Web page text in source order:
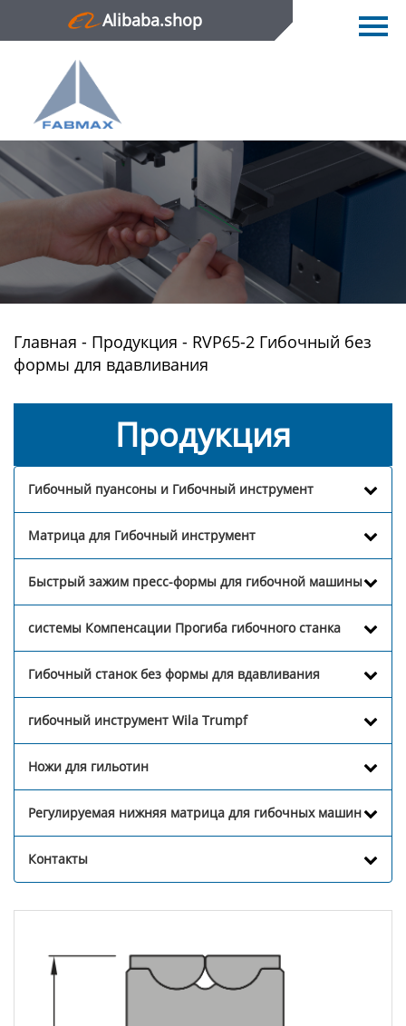
Alibaba.shop
Главная
Продукция
Новости
О нас
Контактная информация
Главная - Продукция - RVP65-2 Гибочный без
формы для вдавливания
Продукция
Гибочный пуансоны и Гибочный инструмент
Матрица для Гибочный инструмент
Быстрый зажим пресс-формы для гибочной машины
системы Компенсации Прогиба гибочного станка
Гибочный станок без формы для вдавливания
гибочный инструмент Wila Trumpf
Ножи для гильотин
Регулируемая нижняя матрица для гибочных машин
Контакты